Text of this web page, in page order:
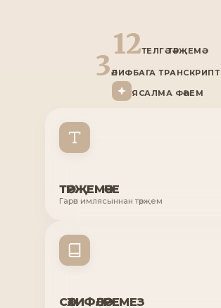
ТӘРҖЕМӘЧЕ
Гарәп имлясыннан тәрҗемә
12ТЕЛГӘ ТӘРҖЕМӘ
3ӘЛИФБАГА ТРАНСКРИПТ
ЯСАЛМА ФӘҺЕМ
СӘХИФӘЛӘРЕМЕЗ